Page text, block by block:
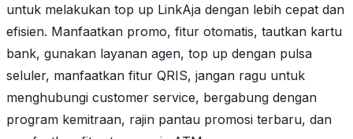
untuk melakukan top up LinkAja dengan lebih cepat dan
efisien. Manfaatkan promo, fitur otomatis, tautkan kartu
bank, gunakan layanan agen, top up dengan pulsa
seluler, manfaatkan fitur QRIS, jangan ragu untuk
menghubungi customer service, bergabung dengan
program kemitraan, rajin pantau promosi terbaru, dan